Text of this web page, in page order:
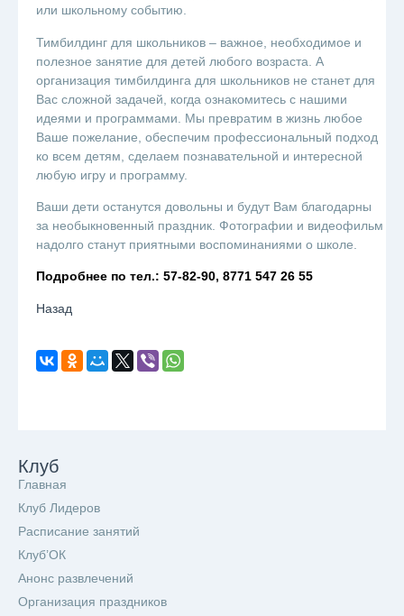
или школьному событию.
Тимбилдинг для школьников – важное, необходимое и
полезное занятие для детей любого возраста. А
организация тимбилдинга для школьников не станет для
Вас сложной задачей, когда ознакомитесь с нашими
идеями и программами. Мы превратим в жизнь любое
Ваше пожелание, обеспечим профессиональный подход
ко всем детям, сделаем познавательной и интересной
любую игру и программу.
Ваши дети останутся довольны и будут Вам благодарны
за необыкновенный праздник. Фотографии и видеофильм
надолго станут приятными воспоминаниями о школе.
Подробнее по тел.: 57-82-90, 8771 547 26 55
Назад
Клуб
Главная
Клуб Лидеров
Расписание занятий
Клуб’ОК
Анонс развлечений
Организация праздников